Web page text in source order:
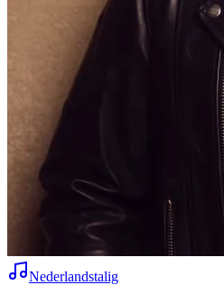
Nederlandstalig